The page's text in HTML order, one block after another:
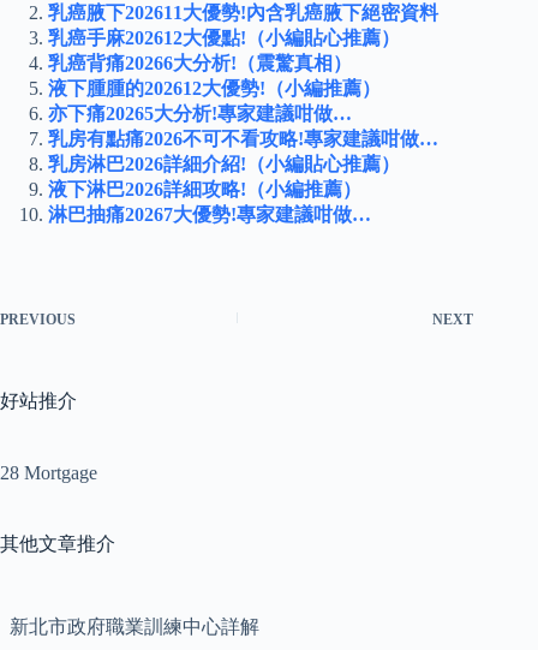
乳癌腋下202611大優勢!內含乳癌腋下絕密資料
乳癌手麻202612大優點!（小編貼心推薦）
乳癌背痛20266大分析!（震驚真相）
液下腫腫的202612大優勢!（小編推薦）
亦下痛20265大分析!專家建議咁做…
乳房有點痛2026不可不看攻略!專家建議咁做…
乳房淋巴2026詳細介紹!（小編貼心推薦）
液下淋巴2026詳細攻略!（小編推薦）
淋巴抽痛20267大優勢!專家建議咁做…
PREVIOUS NEXT
好站推介
28 Mortgage
其他文章推介
新北市政府職業訓練中心詳解